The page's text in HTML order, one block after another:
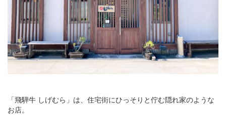
「飛騨牛 しげむら」は、住宅街にひっそりと佇む隠れ家のような
お店。